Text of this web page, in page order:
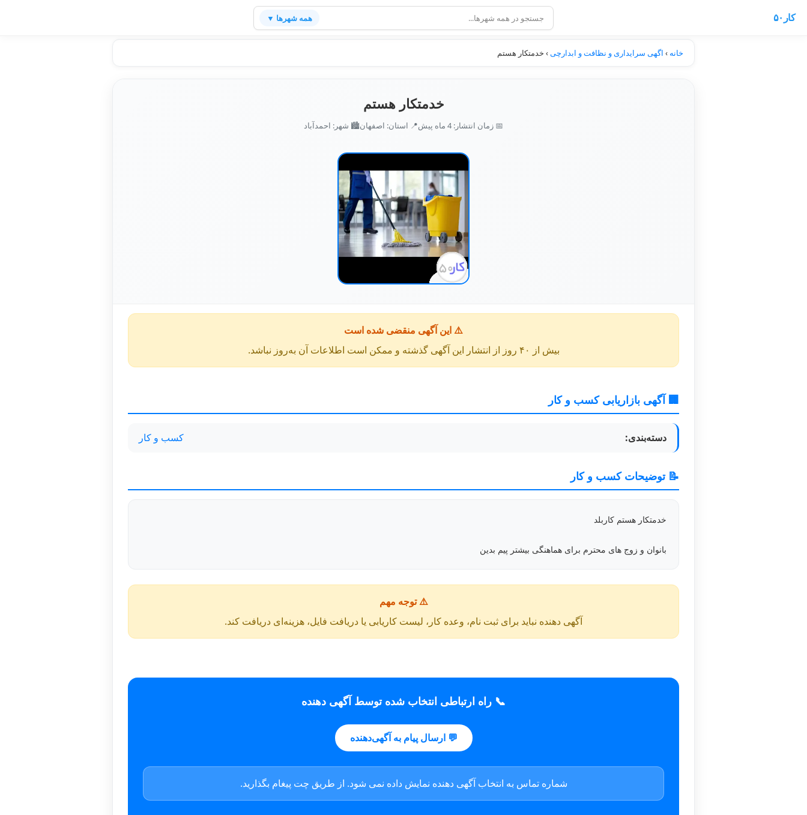
کار۵۰ همه شهرها ▼
خانه › اگهی سرایداری و نظافت و ابدارچی› خدمتکار هستم
خدمتکار هستم
📅 زمان انتشار: 4 ماه پیش 📍 استان: اصفهان🏙️ شهر: احمدآباد
⚠️ این آگهی منقضی شده است
بیش از ۴۰ روز از انتشار این آگهی گذشته و ممکن است اطلاعات آن به‌روز نباشد.
🏢 آگهی بازاریابی کسب و کار
دسته‌بندی: کسب و کار
📝 توضیحات کسب و کار
خدمتکار هستم کاربلد
بانوان و زوج های محترم برای هماهنگی بیشتر پیم بدین
⚠️ توجه مهم
آگهی دهنده نباید برای ثبت نام، وعده کار، لیست کاریابی یا دریافت فایل، هزینه‌ای دریافت کند.
📞 راه ارتباطی انتخاب شده توسط آگهی دهنده
💬 ارسال پیام به آگهی‌دهنده
شماره تماس به انتخاب آگهی دهنده نمایش داده نمی شود. از طریق چت پیغام بگذارید.